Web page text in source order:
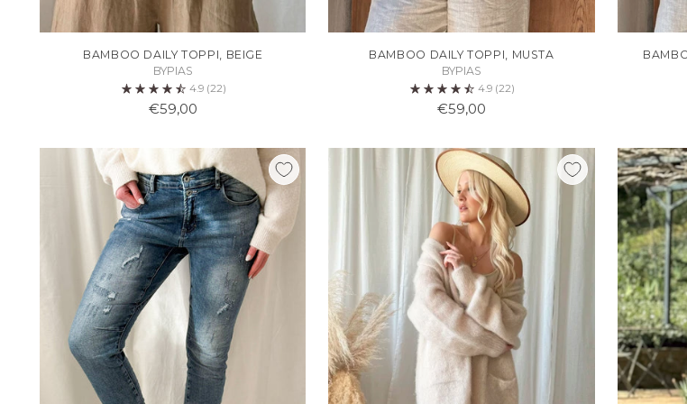
BAMBOO DAILY TOPPI, BEIGE
BYPIAS
4.9 (22)
€59,00
BAMBOO DAILY TOPPI, MUSTA
BYPIAS
4.9 (22)
€59,00